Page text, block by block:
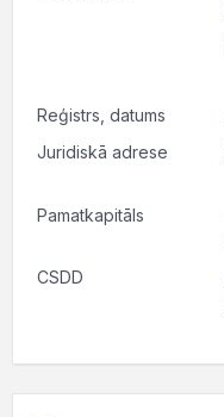
Reģistrs, datums
Juridiskā adrese
Pamatkapitāls
CSDD